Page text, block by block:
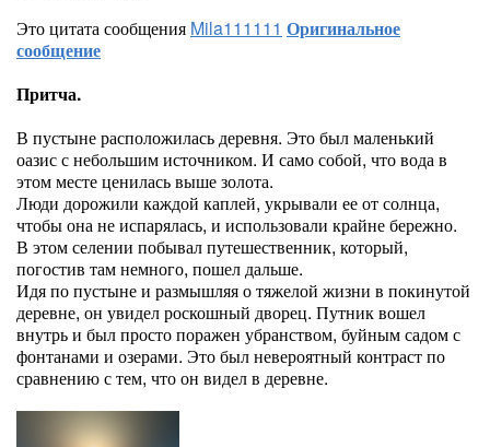
Это цитата сообщения Mila111111 Оригинальное
сообщение
Притча.
В пустыне расположилась деревня. Это был маленький
оазис с небольшим источником. И само собой, что вода в
этом месте ценилась выше золота.
Люди дорожили каждой каплей, укрывали ее от солнца,
чтобы она не испарялась, и использовали крайне бережно.
В этом селении побывал путешественник, который,
погостив там немного, пошел дальше.
Идя по пустыне и размышляя о тяжелой жизни в покинутой
деревне, он увидел роскошный дворец. Путник вошел
внутрь и был просто поражен убранством, буйным садом с
фонтанами и озерами. Это был невероятный контраст по
сравнению с тем, что он видел в деревне.